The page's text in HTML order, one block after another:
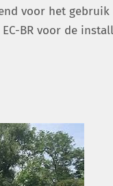
voor het gebruik
BR voor de